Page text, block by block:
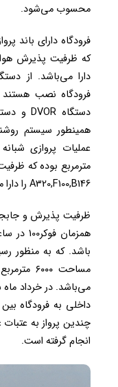
محسوب می‌شود.
دارا می‌باشد. از
مترمربع بوده که
A320,F100,B146 را دارا می‌باشد.
ظرفیت پذیرش و
باشد. که به منظور
مساحت
داخلی به فرودگاه
چندین پرواز به
انجام گرفته است.